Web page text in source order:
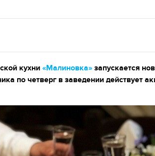
кухни «Малиновка» запускается
по четверг в заведении действует